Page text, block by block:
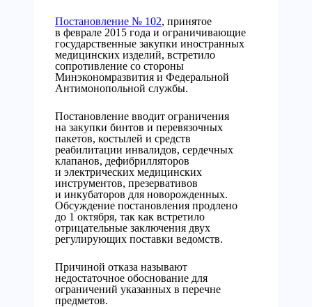
Постановление № 102, принятое
в феврале 2015 года и ограничивающие
государственные закупки иностранных
медицинских изделий, встретило
сопротивление со стороны
Минэкономразвития и Федеральной
Антимонопольной службы.
Постановление вводит ограничения
на закупки бинтов и перевязочных
пакетов, костылей и средств
реабилитации инвалидов, сердечных
клапанов, дефибрилляторов
и электрических медицинских
инструментов, презервативов
и инкубаторов для новорожденных.
Обсуждение постановления продлено
до 1 октября, так как встретило
отрицательные заключения двух
регулирующих поставки ведомств.
Причиной отказа называют
недостаточное обоснование для
ограничений указанных в перечне
предметов.